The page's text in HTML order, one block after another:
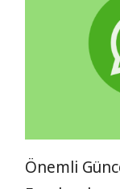
Önemli